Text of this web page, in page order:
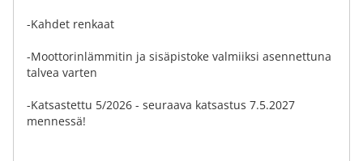
-Kahdet renkaat
-Moottorinlämmitin ja sisäpistoke valmiiksi asennettuna
talvea varten
-Katsastettu 5/2026 - seuraava katsastus 7.5.2027
mennessä!